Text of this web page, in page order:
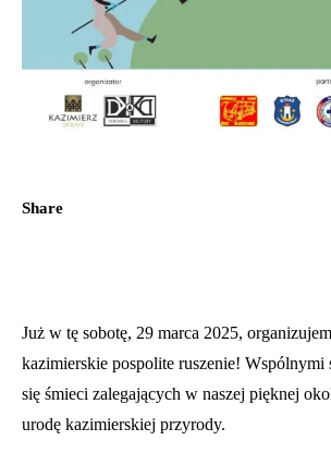
Share
Już w tę sobotę, 29 marca 2025,
kazimierskie pospolite ruszenie! Wspólnymi
się śmieci zalegających w naszej pięknej
urodę kazimierskiej przyrody.